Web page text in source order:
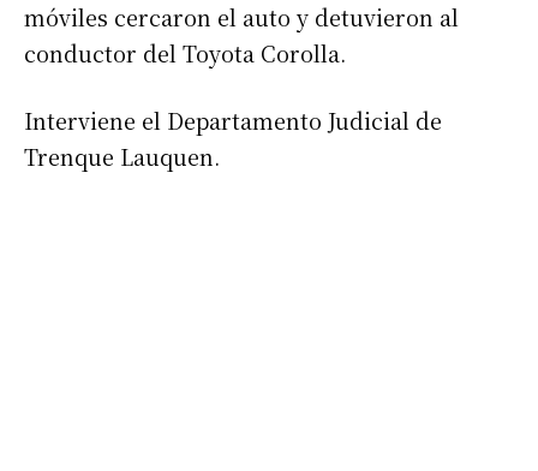
móviles cercaron el auto y detuvieron al
conductor del Toyota Corolla.
Interviene el Departamento Judicial de
Trenque Lauquen.